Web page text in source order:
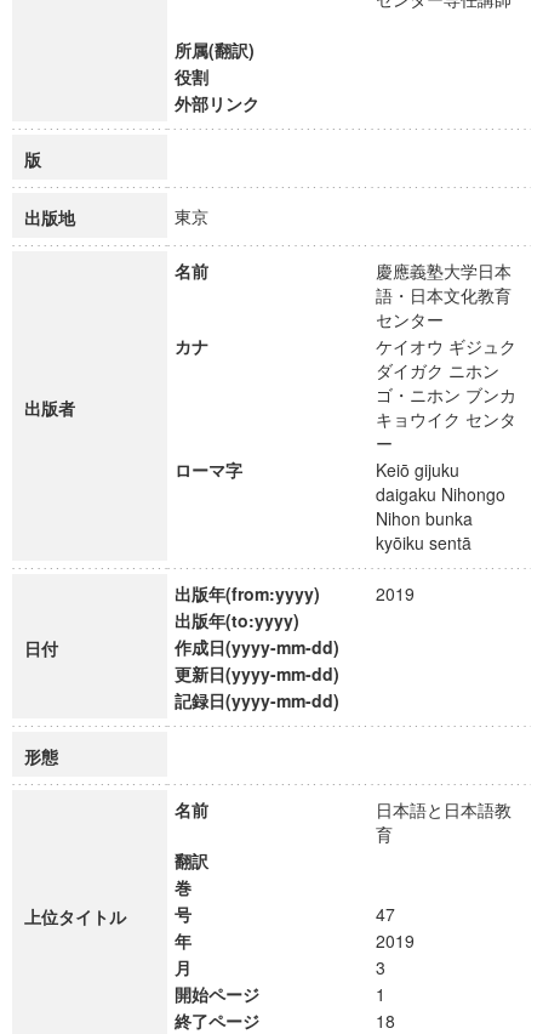
所属(翻訳)
役割
外部リンク
版
出版地 東京
出版者
名前
慶應義塾大学日本
語・日本文化教育
センター
カナ
ケイオウ ギジュク
ダイガク ニホン
ゴ・ニホン ブンカ
キョウイク センタ
ー
ローマ字
Keiō gijuku
daigaku Nihongo
Nihon bunka
kyōiku sentā
日付
出版年(from:yyyy)
2019
出版年(to:yyyy)
作成日(yyyy-mm-dd)
更新日(yyyy-mm-dd)
記録日(yyyy-mm-dd)
形態
上位タイトル
名前
日本語と日本語教
育
翻訳
巻
号
47
年
2019
月
3
開始ページ
1
終了ページ
18